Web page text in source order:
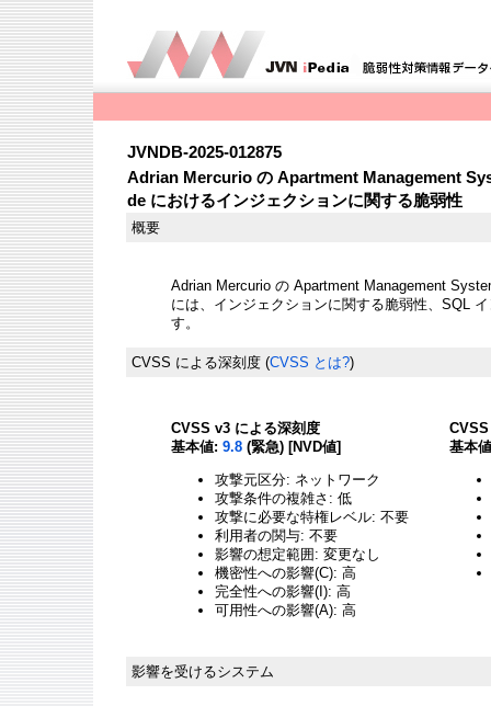
JVNDB-2025-012875
Adrian Mercurio の Apartment Management
de におけるインジェクションに関する脆弱性
概要
Adrian Mercurio の Apartment Management
には、インジェクションに関する脆弱性、SQL
す。
CVSS による深刻度 (CVSS とは?)
CVSS v3 による深刻度
基本値: 9.8 (緊急) [NVD値]
攻撃元区分: ネットワーク
攻撃条件の複雑さ: 低
攻撃に必要な特権レベル: 不要
利用者の関与: 不要
影響の想定範囲: 変更なし
機密性への影響(C): 高
完全性への影響(I): 高
可用性への影響(A): 高
基本
影響を受けるシステム